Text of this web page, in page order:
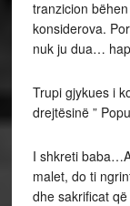
tranzicion
konsiderova.
nuk ju dua…
Trupi gjykues i
drejtësinë ”
I shkreti
malet, do ti
dhe sakrificat